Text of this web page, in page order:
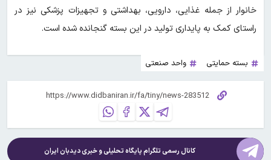
خانوار از جمله غذایی، دارویی، بهداشتی و تجهیزات پزشکی نیز در
راستای کمک به پایداری تولید در این بسته گنجانده شده است.
بسته حمایتی واحد صنعتی
کانال رسمی تلگرام پایگاه تحلیلی و خبریدیدبان ایران